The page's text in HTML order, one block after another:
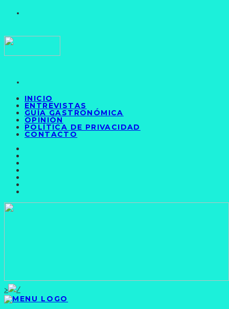
INICIO
ENTREVISTAS
GUÍA GASTRONÓMICA
OPINIÓN
POLÍTICA DE PRIVACIDAD
CONTACTO
>